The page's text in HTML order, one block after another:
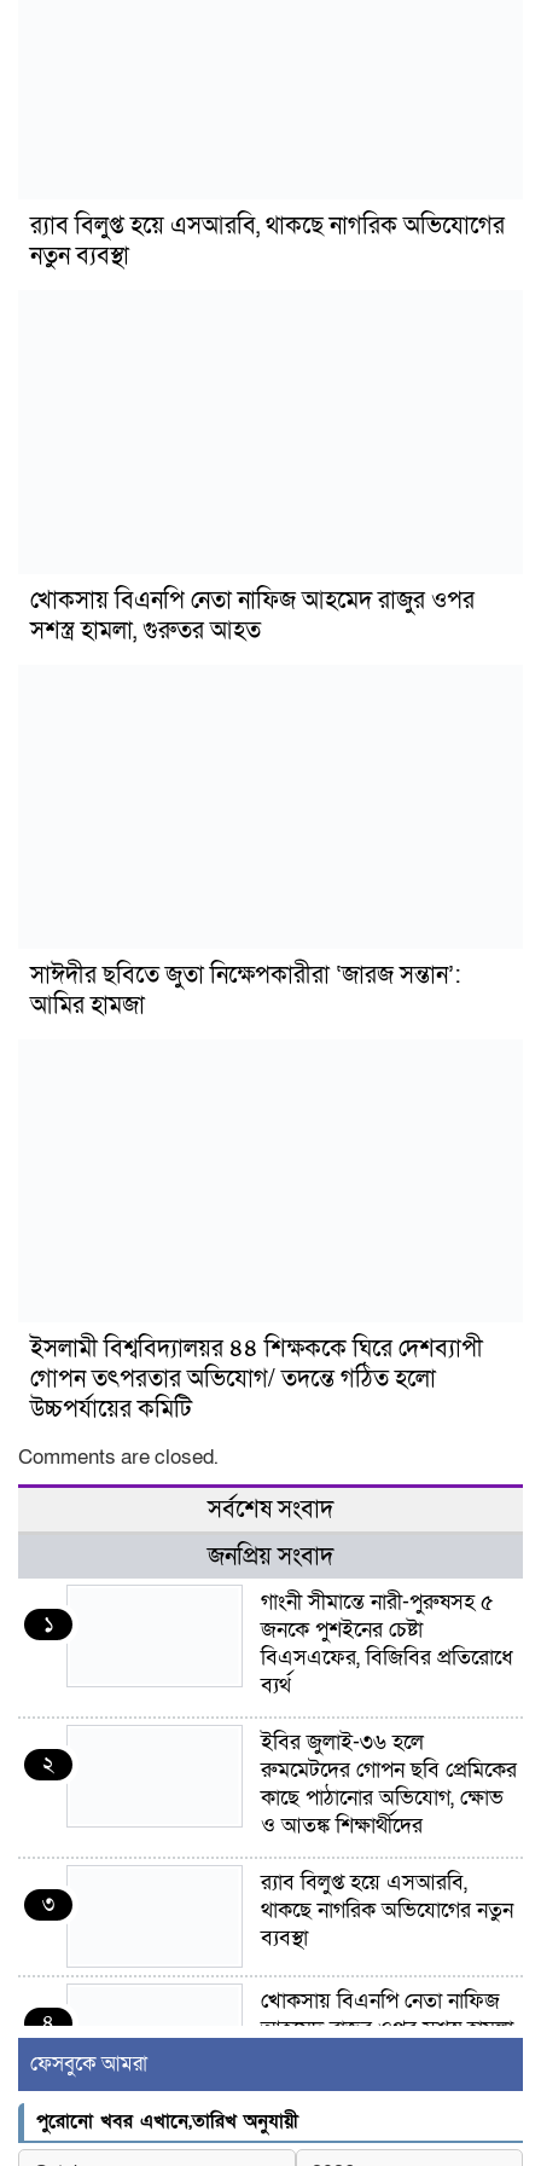
র‍্যাব বিলুপ্ত হয়ে এসআরবি, থাকছে নাগরিক অভিযোগের
নতুন ব্যবস্থা
খোকসায় বিএনপি নেতা নাফিজ আহমেদ রাজুর ওপর
সশস্ত্র হামলা, গুরুতর আহত
সাঈদীর ছবিতে জুতা নিক্ষেপকারীরা ‘জারজ সন্তান’:
আমির হামজা
ইসলামী বিশ্ববিদ্যালয়র ৪৪ শিক্ষককে ঘিরে দেশব্যাপী
গোপন তৎপরতার অভিযোগ/ তদন্তে গঠিত হলো
উচ্চপর্যায়ের কমিটি
Comments are closed.
সর্বশেষ সংবাদ
জনপ্রিয় সংবাদ
১
গাংনী সীমান্তে নারী-পুরুষসহ ৫
জনকে পুশইনের চেষ্টা
বিএসএফের, বিজিবির প্রতিরোধে
ব্যর্থ
২
ইবির জুলাই-৩৬ হলে
রুমমেটদের গোপন ছবি প্রেমিকের
কাছে পাঠানোর অভিযোগ, ক্ষোভ
ও আতঙ্ক শিক্ষার্থীদের
৩
র‍্যাব বিলুপ্ত হয়ে এসআরবি,
থাকছে নাগরিক অভিযোগের নতুন
ব্যবস্থা
৪
খোকসায় বিএনপি নেতা নাফিজ
আহমেদ রাজুর ওপর সশস্ত্র হামলা,
৫
সাঈদীর ছবিতে জুতা
নিক্ষেপকারীরা ‘জারজ সন্তান’:
ফেসবুকে আমরা
পুরোনো খবর এখানে,তারিখ অনুযায়ী